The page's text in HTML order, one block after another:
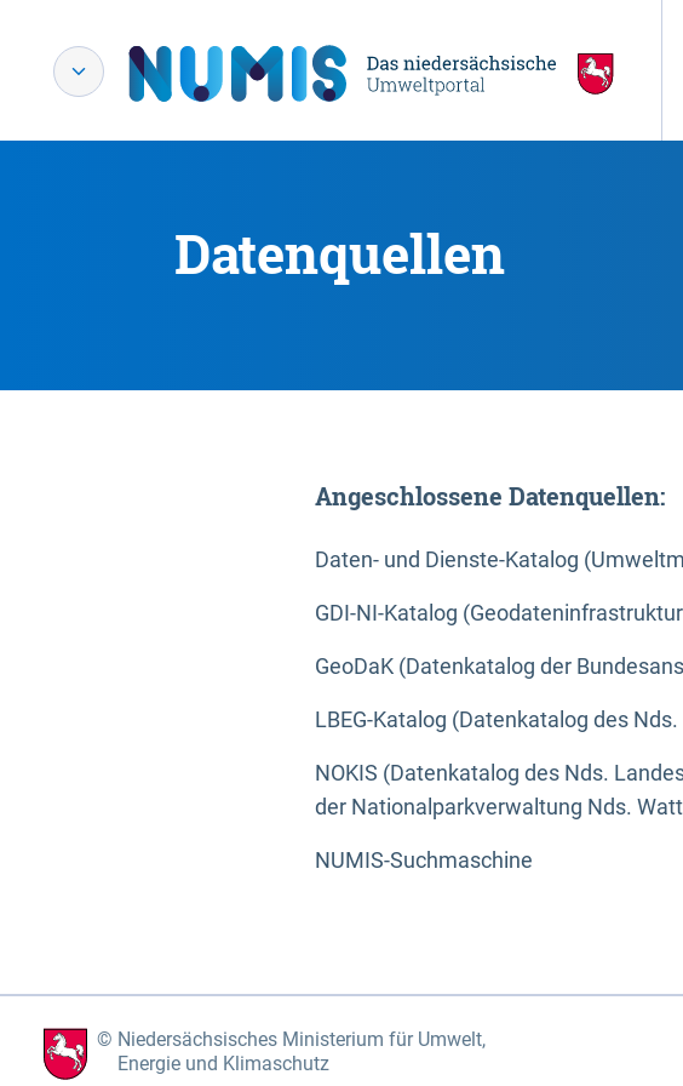
Datenquellen
Angeschlossene Datenquellen:
Daten- und Dienste-Katalog
GDI-NI-Katalog
GeoDaK (Datenkatalog der
LBEG-Katalog (Datenkatalog des
NOKIS (Datenkatalog des Nds.
der Nationalparkverwaltung Nds.
NUMIS-Suchmaschine
Niedersächsisches Ministerium für Umwelt,
Energie und Klimaschutz